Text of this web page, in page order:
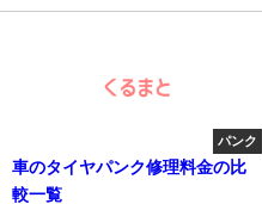
パンク
車のタイヤパンク修理料金の比
較一覧